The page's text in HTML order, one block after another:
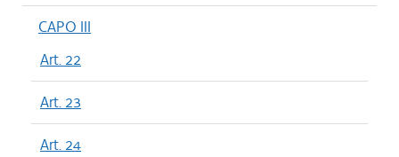
CAPO III
Art. 22
Art. 23
Art. 24